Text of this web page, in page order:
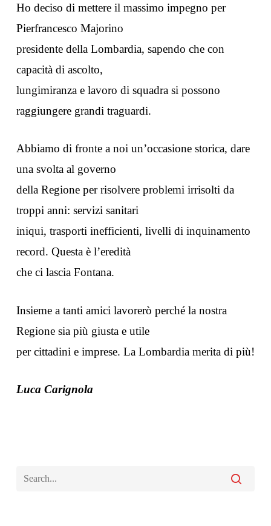
Ho deciso di mettere il massimo impegno per
Pierfrancesco Majorino
presidente della Lombardia, sapendo che con
capacità di ascolto,
lungimiranza e lavoro di squadra si possono
raggiungere grandi traguardi.
Abbiamo di fronte a noi un’occasione storica, dare
una svolta al governo
della Regione per risolvere problemi irrisolti da
troppi anni: servizi sanitari
iniqui, trasporti inefficienti, livelli di inquinamento
record. Questa è l’eredità
che ci lascia Fontana.
Insieme a tanti amici lavorerò perché la nostra
Regione sia più giusta e utile
per cittadini e imprese. La Lombardia merita di più!
Luca Carignola